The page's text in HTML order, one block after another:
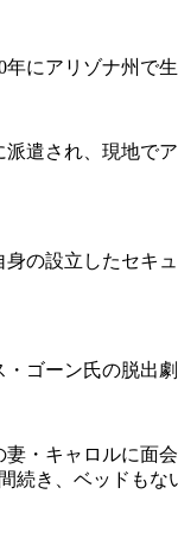
にアリゾナ州で
遣され、現地で
の設立したセキ
ゴーン氏の脱出
・キャロルに面
続き、ベッドも